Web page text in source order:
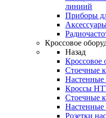
линиий
Приборы
Кроссовое
Назад
Кроссовое
Стоечные
Настенные
Кроссы
Стоечные
Настенные
Розетки